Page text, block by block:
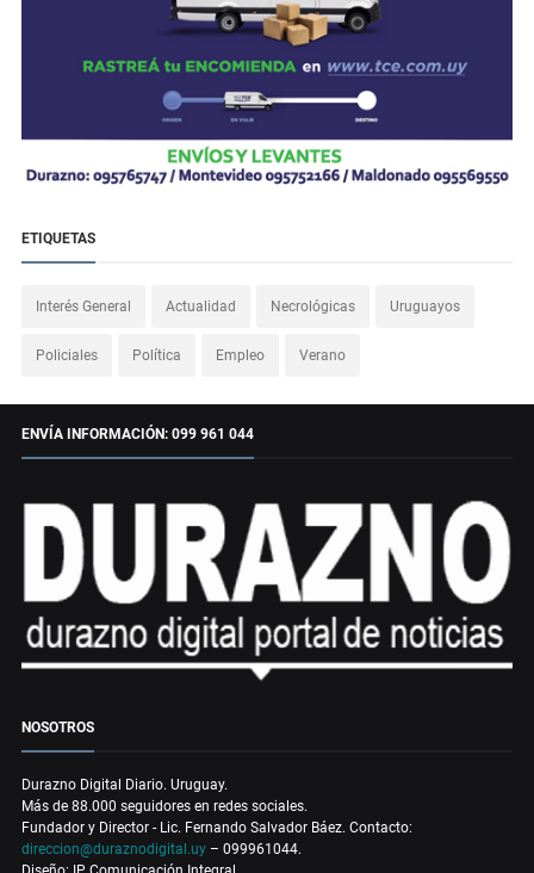
ETIQUETAS
Interés General Actualidad Necrológicas Uruguayos
Policiales Política Empleo Verano
ENVÍA INFORMACIÓN: 099 961 044
NOSOTROS
Durazno Digital Diario. Uruguay.
Más de 88.000 seguidores en redes sociales.
Fundador y Director - Lic. Fernando Salvador Báez. Contacto:
direccion@duraznodigital.uy – 099961044.